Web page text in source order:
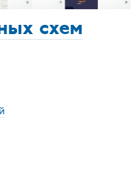
схем